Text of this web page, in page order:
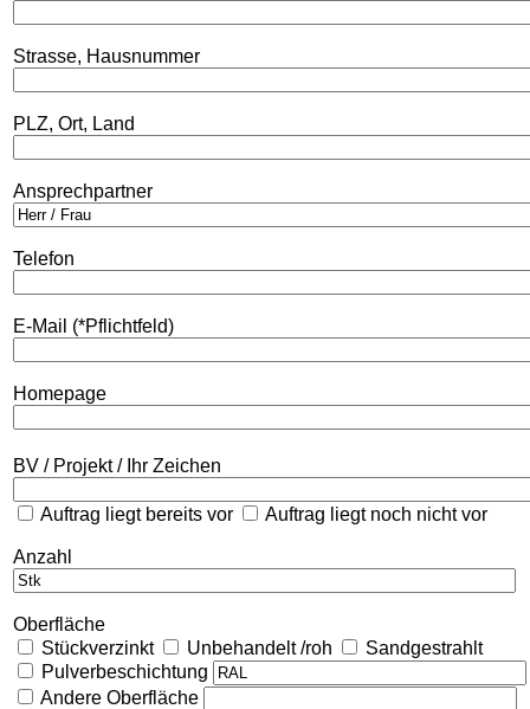
Strasse, Hausnummer
PLZ, Ort, Land
Ansprechpartner
Telefon
E-Mail (*Pflichtfeld)
Homepage
BV / Projekt / Ihr Zeichen
Auftrag liegt bereits vor Auftrag liegt noch nicht vor
Anzahl
Oberfläche
Stückverzinkt
Unbehandelt /roh
Sandgestrahlt
Pulverbeschichtung
Andere Oberfläche